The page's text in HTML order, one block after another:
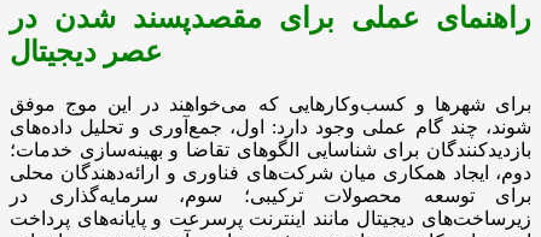
راهنمای عملی برای مقصد‌پسند شدن در
عصر دیجیتال
برای شهرها و کسب‌وکارهایی که می‌خواهند در این موج موفق
شوند، چند گام عملی وجود دارد: اول، جمع‌آوری و تحلیل داده‌های
بازدیدکنندگان برای شناسایی الگوهای تقاضا و بهینه‌سازی خدمات؛
دوم، ایجاد همکاری میان شرکت‌های فناوری و ارائه‌دهندگان محلی
برای توسعه محصولات ترکیبی؛ سوم، سرمایه‌گذاری در
زیرساخت‌های دیجیتال مانند اینترنت پرسرعت و پایانه‌های پرداخت